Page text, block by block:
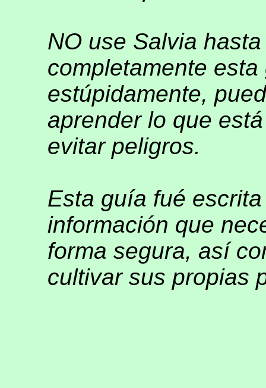
NO use Salvia
completamente
estúpidamente,
aprender lo que
evitar peligros.
Esta guía fué
información que
forma segura, así
cultivar sus propias